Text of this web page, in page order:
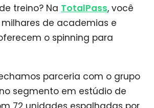
treino? Na TotalPass, você
de academias e
o spinning para
parceria com o grupo
segmento em estúdio de